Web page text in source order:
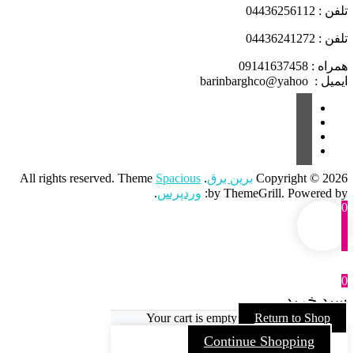
تلفن : 04436256112
تلفن : 04436241272
همراه : 09141637458
ایمیل : barinbarghco@yahoo
Copyright © 2026 برین برق. All rights reserved. Theme
Spacious
by ThemeGrill. Powered by: وردپرس.
0
0
سبد خرید
Your cart is empty Return to Shop
Continue Shopping